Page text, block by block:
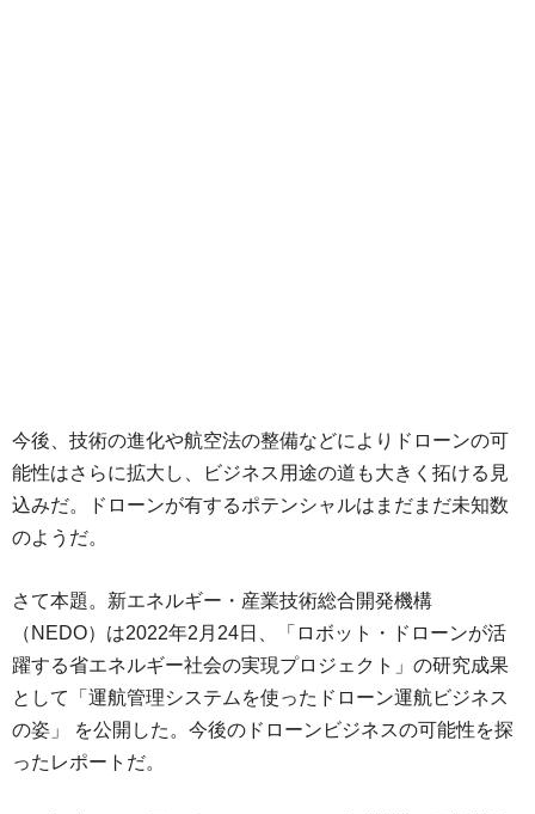
今後、技術の進化や航空法の整備などによりドローンの可
能性はさらに拡大し、ビジネス用途の道も大きく拓ける見
込みだ。ドローンが有するポテンシャルはまだまだ未知数
のようだ。
さて本題。新エネルギー・産業技術総合開発機構
（NEDO）は2022年2月24日、「ロボット・ドローンが活
躍する省エネルギー社会の実現プロジェクト」の研究成果
として「運航管理システムを使ったドローン運航ビジネス
の姿」 を公開した。今後のドローンビジネスの可能性を探
ったレポートだ。